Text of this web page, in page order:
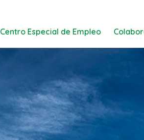
Centro Especial de Empleo